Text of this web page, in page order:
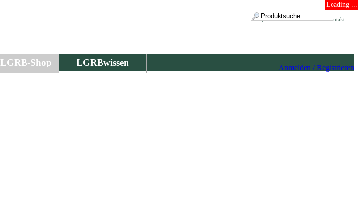
Loading ...
Kontakt
Datenschutz
Impressum
LGRB-Shop LGRBwissen
Anmelden / Registrieren